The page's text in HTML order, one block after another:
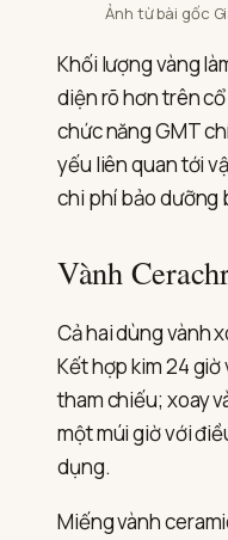
Ảnh từ bài gốc
Khối lượng vàng
diện rõ hơn trên
chức năng GMT
yếu liên quan tới
chi phí bảo dưỡng
Vành
Cả hai dùng vành
Kết hợp kim 24
tham chiếu; xoay
một múi giờ với
dụng.
Miếng vành